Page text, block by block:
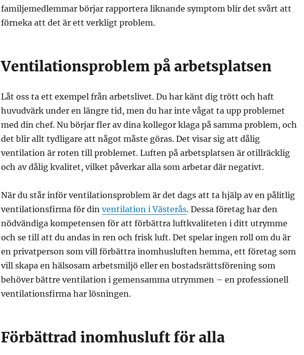
familjemedlemmar börjar rapportera liknande symptom blir det svårt att
förneka att det är ett verkligt problem.
Ventilationsproblem på arbetsplatsen
Låt oss ta ett exempel från arbetslivet. Du har känt dig trött och haft
huvudvärk under en längre tid, men du har inte vågat ta upp problemet
med din chef. Nu börjar fler av dina kollegor klaga på samma problem, och
det blir allt tydligare att något måste göras. Det visar sig att dålig
ventilation är roten till problemet. Luften på arbetsplatsen är otillräcklig
och av dålig kvalitet, vilket påverkar alla som arbetar där negativt.
När du står inför ventilationsproblem är det dags att ta hjälp av en pålitlig
ventilationsfirma för din ventilation i Västerås. Dessa företag har den
nödvändiga kompetensen för att förbättra luftkvaliteten i ditt utrymme
och se till att du andas in ren och frisk luft. Det spelar ingen roll om du är
en privatperson som vill förbättra inomhusluften hemma, ett företag som
vill skapa en hälsosam arbetsmiljö eller en bostadsrättsförening som
behöver bättre ventilation i gemensamma utrymmen – en professionell
ventilationsfirma har lösningen.
Förbättrad inomhusluft för alla